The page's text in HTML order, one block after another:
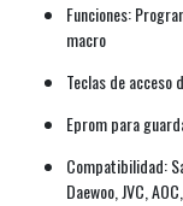
Funciones:
macro
Teclas de acceso
Eprom para
Compatibilidad:
Daewoo, JVC,